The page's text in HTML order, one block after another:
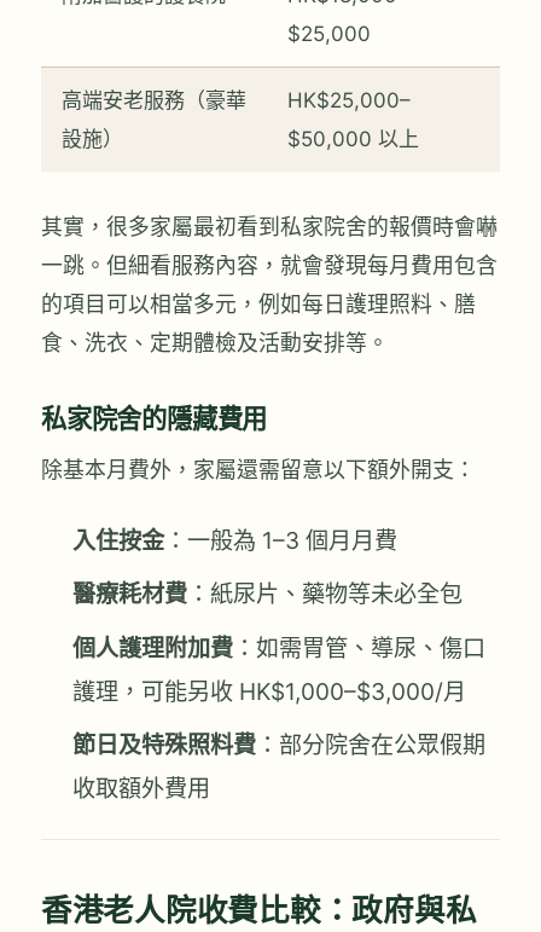
$25,000
高端安老服務（豪華
設施）
HK$25,000–
$50,000 以上
其實，很多家屬最初看到私家院舍的報價時會嚇
一跳。但細看服務內容，就會發現每月費用包含
的項目可以相當多元，例如每日護理照料、膳
食、洗衣、定期體檢及活動安排等。
私家院舍的隱藏費用
除基本月費外，家屬還需留意以下額外開支：
入住按金：一般為 1–3 個月月費
醫療耗材費：紙尿片、藥物等未必全包
個人護理附加費：如需胃管、導尿、傷口
護理，可能另收 HK$1,000–$3,000/月
節日及特殊照料費：部分院舍在公眾假期
收取額外費用
香港老人院收費比較：政府與私